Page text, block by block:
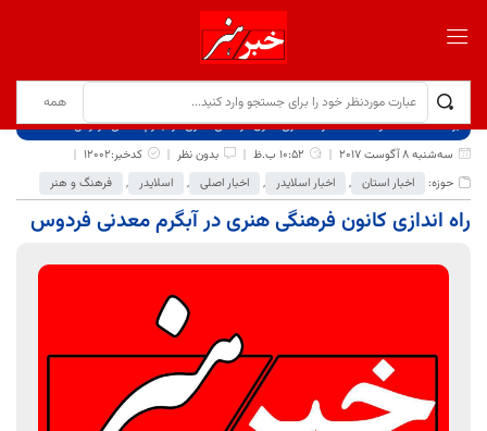
برگ نخست نوشته‌ها
راه اندازی کانون فرهنگی هنری در آبگرم معدنی فردوس
سه‌شنبه 8 آگوست 2017
10:52 ب.ظ بدون نظر
کدخبر:12002
حوزه:
اخبار استان , اخبار اسلایدر , اخبار اصلی , اسلایدر , فرهنگ و هنر
راه اندازی کانون فرهنگی هنری در آبگرم معدنی فردوس